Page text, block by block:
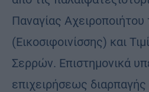
Παναγίας Αχειροποιήτου
(Εικοσιφοινίσσης) και
Σερρών. Επιστημονικά
επιχειρήσεως